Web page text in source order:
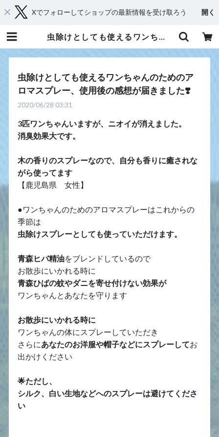
Xでフォローしてショップの最新情報を受け取ろう 開く
虫除けとしても使えるワンちゃんのためのアロマスプレー、使用後の感想が届きました❣️ | 京都からメディカルアロマとハーブであなたに癒しと笑顔をお届け・Shop 桂（kei）
虫除けとしても使えるワンちゃんのためのア
ロマスプレー、使用後の感想が届きました❣️
2020/06/28 03:31
3匹ワンちゃんいますが、ニオイが消えました。
消臭効果大です。
木の香りのスプレーなので、自分も香りに癒されな
がら使ってます
【鹿児島県 女性】
●ワンちゃんのためのアロマスプレーはこれからの
季節は
虫除けスプレーとしても使っていただけます。
青森ヒバ精油をブレンドしているので
お散歩にいかれる時に
青森ひばの蚊やダニを寄せ付けない効果が
ワンちゃんとあなたを守ります
お散歩にいかれる時に
ワンちゃんの体にスプレーしていただき
さらにあなたのお洋服や帽子などにスプレーしてお
出かけください
🌟ただし、
シルク、白い生地などへのスプレーは避けてくださ
い